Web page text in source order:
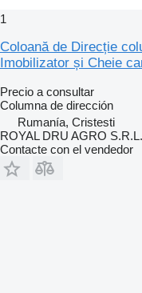
1
Coloană de Direcție
Imobilizator și Cheie
Precio a consultar
Columna de dirección
Rumanía, Cristesti
ROYAL DRU AGRO S.R.L.
Contacte con el vendedor